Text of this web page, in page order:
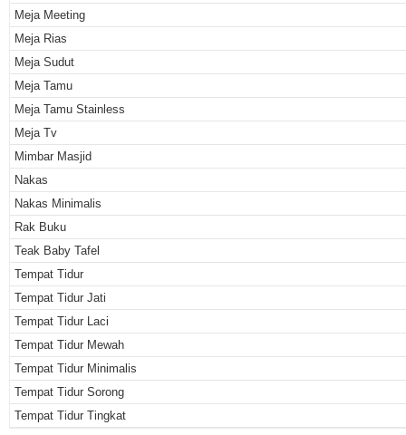
Meja Meeting
Meja Rias
Meja Sudut
Meja Tamu
Meja Tamu Stainless
Meja Tv
Mimbar Masjid
Nakas
Nakas Minimalis
Rak Buku
Teak Baby Tafel
Tempat Tidur
Tempat Tidur Jati
Tempat Tidur Laci
Tempat Tidur Mewah
Tempat Tidur Minimalis
Tempat Tidur Sorong
Tempat Tidur Tingkat